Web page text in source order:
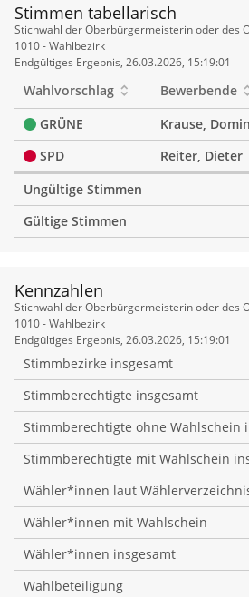
Stimmen tabellarisch
Stimmen
tabellarisch
Stichwahl der Oberbürgermeisterin oder des
1010 - Wahlbezirk
Endgültiges Ergebnis, 26.03.2026, 15:19:01
Wahlvorschlag Bewerbende
GRÜNE
Krause,
SPD
Reiter, Dieter
Ungültige Stimmen
Gültige Stimmen
Kennzahlen
Kennzahlen
Stichwahl der Oberbürgermeisterin oder des
1010 - Wahlbezirk
Endgültiges Ergebnis, 26.03.2026, 15:19:01
Stimmbezirke insgesamt
Stimmberechtigte insgesamt
Stimmberechtigte ohne Wahlschein
Stimmberechtigte mit Wahlschein
Wähler*innen laut
Wähler*innen mit Wahlschein
Wähler*innen insgesamt
Wahlbeteiligung